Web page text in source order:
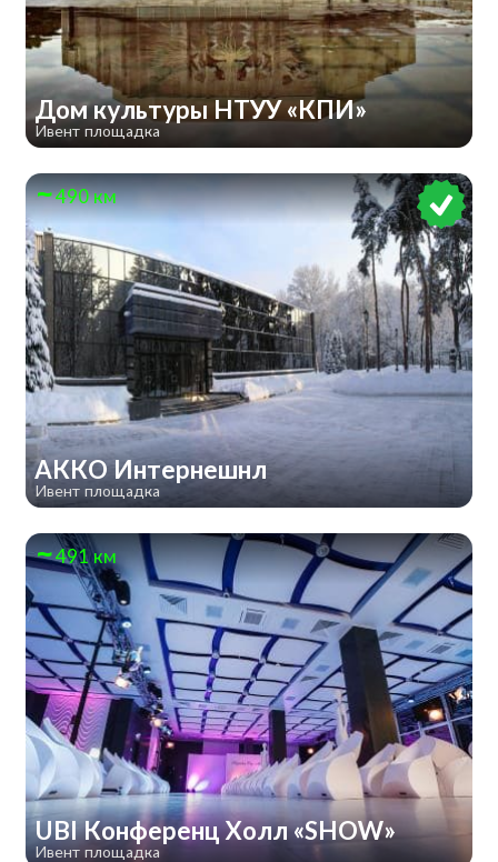
Дом культуры НТУУ «КПИ»
Ивент площадка
490 км
АККО Интернешнл
Ивент площадка
491 км
UBI Конференц Холл «SHOW»
Ивент площадка